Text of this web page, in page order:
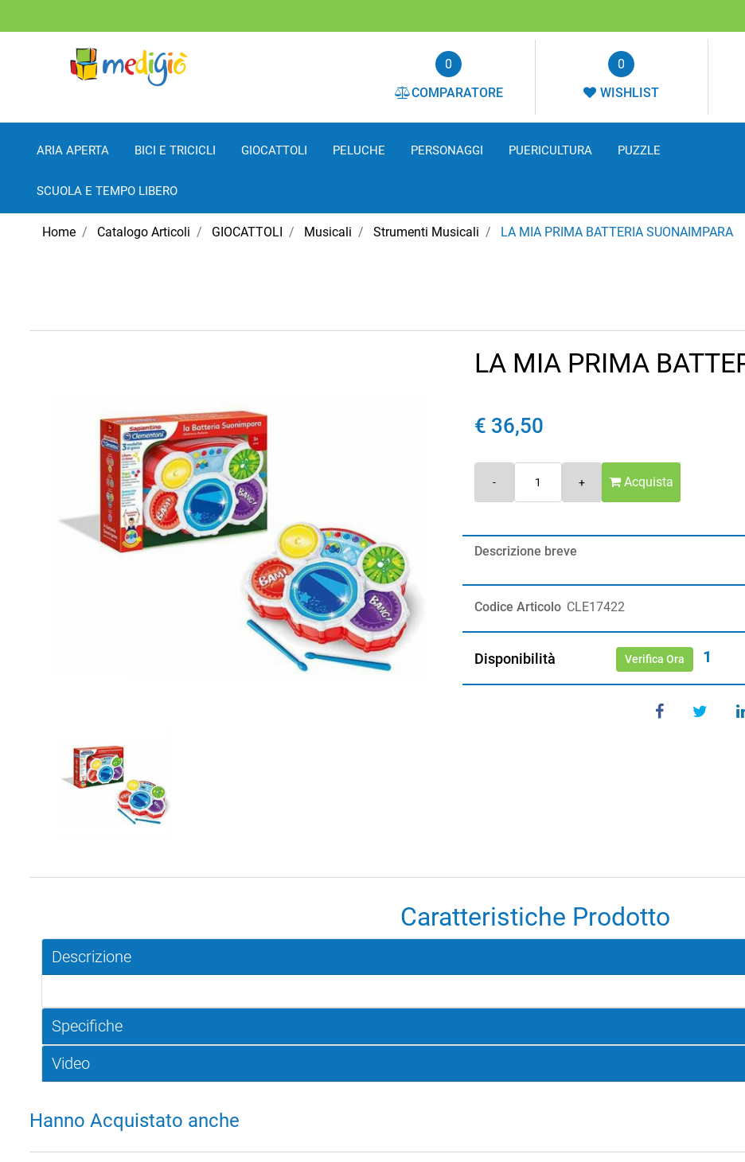
0
COMPARATORE
0
WISHLIST
ARIA APERTA BICI E TRICICLI GIOCATTOLI PELUCHE PERSONAGGI PUERICULTURA PUZZLE
SCUOLA E TEMPO LIBERO
Home Catalogo Articoli GIOCATTOLI Musicali Strumenti Musicali LA MIA PRIMA BATTERIA SUONAIMPARA
LA MIA PRIMA
€ 36,50
Acquista
Descrizione breve
Codice Articolo CLE17422
Disponibilità Verifica Ora 1
Caratteristiche Prodotto
Descrizione
Specifiche
Video
Hanno Acquistato anche